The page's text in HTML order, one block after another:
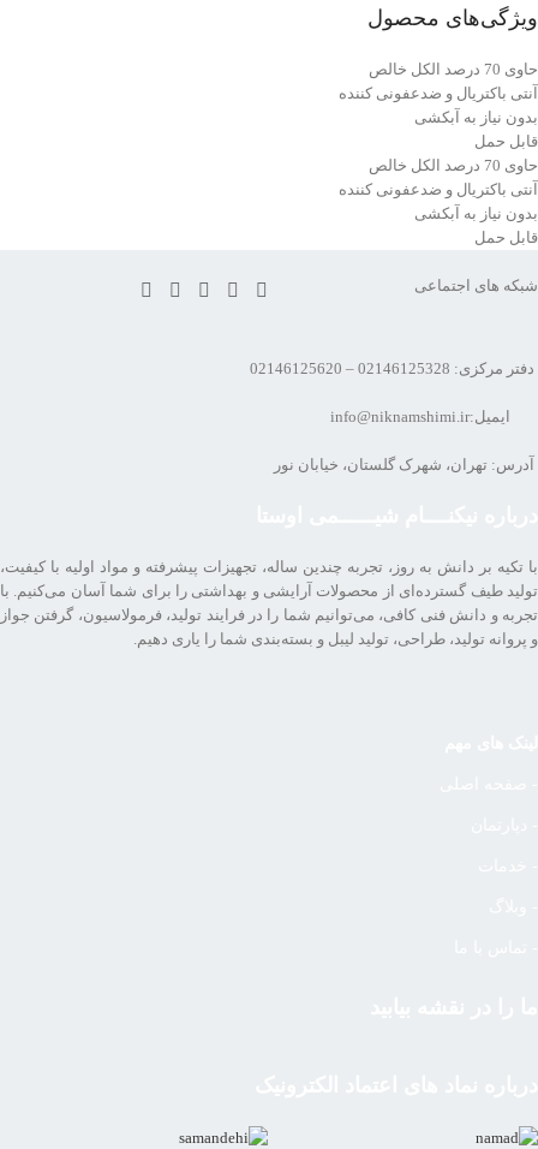
ویژگی‌های محصول
حاوی 70 درصد الکل خالص
آنتی باکتریال و ضدعفونی کننده
بدون نیاز به آبکشی
قابل حمل
حاوی 70 درصد الکل خالص
آنتی باکتریال و ضدعفونی کننده
بدون نیاز به آبکشی
قابل حمل
شبکه های اجتماعی
دفتر مرکزی: 02146125328 – 02146125620
ایمیل:info@niknamshimi.ir
آدرس: تهران، شهرک گلستان، خیابان نور
با تکیه بر دانش به روز، تجربه چندین ساله، تجهیزات پیشرفته و مواد اولیه با کیفیت،
تولید طیف گسترده‌ای از محصولات آرایشی و بهداشتی را برای شما آسان می‌کنیم. با
تجربه و دانش فنی کافی، می‌توانیم شما را در فرایند تولید، فرمولاسیون، گرفتن جواز
و پروانه تولید، طراحی، تولید لیبل و بسته‌بندی شما را یاری دهیم.